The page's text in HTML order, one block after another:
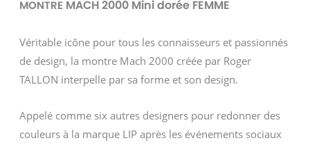
MONTRE MACH 2000 Mini dorée FEMME
Véritable icône pour tous les connaisseurs et passionnés
de design, la montre Mach 2000 créée par Roger
TALLON interpelle par sa forme et son design.
Appelé comme six autres designers pour redonner des
couleurs à la marque LIP après les événements sociaux